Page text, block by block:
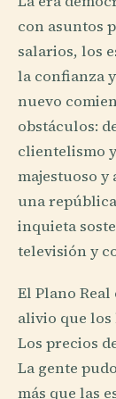
con asuntos
salarios, los
la confianza
nuevo
obstáculos:
clientelismo
majestuoso y
una
inquieta
televisión y
El Plano
alivio que los
Los precios
La gente
más que las